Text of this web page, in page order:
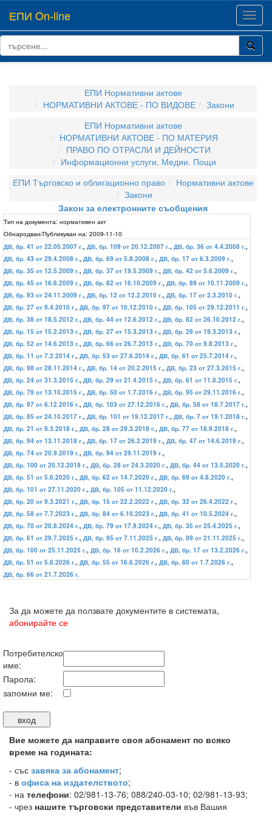
ЕПИ On-line
ЕПИ Нормативни актове
НОРМАТИВНИ АКТОВЕ - ПО ВИДОВЕ
Закони
ЕПИ Нормативни актове
НОРМАТИВНИ АКТОВЕ - ПО МАТЕРИЯ
ПРАВО ПО ОТРАСЛИ И ДЕЙНОСТИ
Информационни услуги. Медии. Пощи
ЕПИ Търговско и облигационно право
Нормативни актове
Закони
Закон за електронните съобщения
Тип на документа: нормативен акт
Обнародван/Публикуван на: 2009-11-10
ДВ, бр. 41 от 22.05.2007 г., ДВ, бр. 109 от 20.12.2007 г., ДВ, бр. 36 от 4.4.2008 г.,
ДВ, бр. 43 от 29.4.2008 г., ДВ, бр. 69 от 5.8.2008 г., ДВ, бр. 17 от 6.3.2009 г.,
ДВ, бр. 35 от 12.5.2009 г., ДВ, бр. 37 от 19.5.2009 г., ДВ, бр. 42 от 5.6.2009 г.,
ДВ, бр. 45 от 16.6.2009 г., ДВ, бр. 82 от 16.10.2009 г., ДВ, бр. 89 от 10.11.2009 г.,
ДВ, бр. 93 от 24.11.2009 г., ДВ, бр. 12 от 12.2.2010 г., ДВ, бр. 17 от 2.3.2010 г.,
ДВ, бр. 27 от 9.4.2010 г., ДВ, бр. 97 от 10.12.2010 г., ДВ, бр. 105 от 29.12.2011 г.,
ДВ, бр. 38 от 18.5.2012 г., ДВ, бр. 44 от 12.6.2012 г., ДВ, бр. 82 от 26.10.2012 г.,
ДВ, бр. 15 от 15.2.2013 г., ДВ, бр. 27 от 15.3.2013 г., ДВ, бр. 28 от 19.3.2013 г.,
ДВ, бр. 52 от 14.6.2013 г., ДВ, бр. 66 от 26.7.2013 г., ДВ, бр. 70 от 9.8.2013 г.,
ДВ, бр. 11 от 7.2.2014 г., ДВ, бр. 53 от 27.6.2014 г., ДВ, бр. 61 от 25.7.2014 г.,
ДВ, бр. 98 от 28.11.2014 г., ДВ, бр. 14 от 20.2.2015 г., ДВ, бр. 23 от 27.3.2015 г.,
ДВ, бр. 24 от 31.3.2015 г., ДВ, бр. 29 от 21.4.2015 г., ДВ, бр. 61 от 11.8.2015 г.,
ДВ, бр. 79 от 13.10.2015 г., ДВ, бр. 50 от 1.7.2016 г., ДВ, бр. 95 от 29.11.2016 г.,
ДВ, бр. 97 от 6.12.2016 г., ДВ, бр. 103 от 27.12.2016 г., ДВ, бр. 58 от 18.7.2017 г.,
ДВ, бр. 85 от 24.10.2017 г., ДВ, бр. 101 от 19.12.2017 г., ДВ, бр. 7 от 19.1.2018 г.,
ДВ, бр. 21 от 9.3.2018 г., ДВ, бр. 28 от 29.3.2018 г., ДВ, бр. 77 от 18.9.2018 г.,
ДВ, бр. 94 от 13.11.2018 г., ДВ, бр. 17 от 26.2.2019 г., ДВ, бр. 47 от 14.6.2019 г.,
ДВ, бр. 74 от 20.9.2019 г., ДВ, бр. 94 от 29.11.2019 г.,
ДВ, бр. 100 от 20.12.2019 г., ДВ, бр. 28 от 24.3.2020 г., ДВ, бр. 44 от 13.5.2020 г.,
ДВ, бр. 51 от 5.6.2020 г., ДВ, бр. 62 от 14.7.2020 г., ДВ, бр. 69 от 4.8.2020 г.,
ДВ, бр. 101 от 27.11.2020 г., ДВ, бр. 105 от 11.12.2020 г.,
ДВ, бр. 20 от 9.3.2021 г., ДВ, бр. 15 от 22.2.2022 г., ДВ, бр. 32 от 26.4.2022 г.,
ДВ, бр. 58 от 7.7.2023 г., ДВ, бр. 84 от 6.10.2023 г., ДВ, бр. 41 от 10.5.2024 г.,
ДВ, бр. 70 от 20.8.2024 г., ДВ, бр. 79 от 17.9.2024 г., ДВ, бр. 35 от 25.4.2025 г.,
ДВ, бр. 61 от 29.7.2025 г., ДВ, бр. 95 от 7.11.2025 г., ДВ, бр. 99 от 21.11.2025 г.,
ДВ, бр. 100 от 25.11.2025 г., ДВ, бр. 16 от 10.2.2026 г., ДВ, бр. 17 от 13.2.2026 г.,
ДВ, бр. 51 от 5.6.2026 г., ДВ, бр. 55 от 16.6.2026 г., ДВ, бр. 60 от 1.7.2026 г.,
ДВ, бр. 66 от 21.7.2026 г.
За да можете да ползвате документите в системата,
абонирайте се
Потребителско
име:
Парола:
запомни ме:
Вие можете да направите своя абонамент по всяко
време на годината:
- със завяка за абонамент;
- в офиса на издателството;
- на телефони: 02/981-13-76; 088/240-03-10; 02/981-13-93;
- чрез нашите търговски представители във Вашия